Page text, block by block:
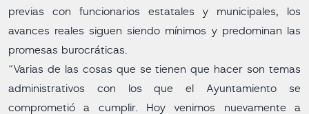
previas con funcionarios estatales y municipales, los
avances reales siguen siendo mínimos y predominan las
promesas burocráticas.
“Varias de las cosas que se tienen que hacer son temas
administrativos con los que el Ayuntamiento se
comprometió a cumplir. Hoy venimos nuevamente a